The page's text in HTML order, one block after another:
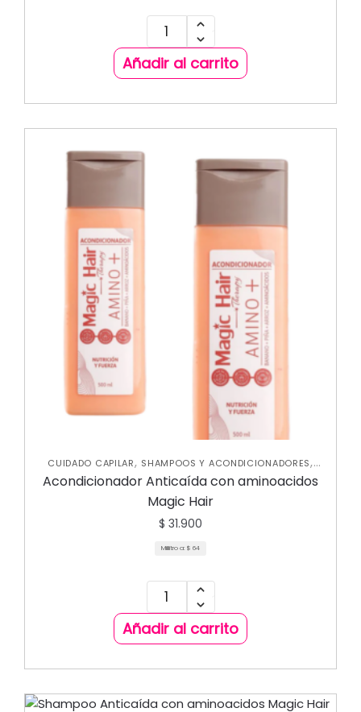
Añadir al carrito
CUIDADO CAPILAR, SHAMPOOS Y ACONDICIONADORES,
TRATAMIENTOS CAPILARES
Acondicionador Anticaída con aminoacidos
Magic Hair
$ 31.900
Mililitro a: $ 64
Añadir al carrito